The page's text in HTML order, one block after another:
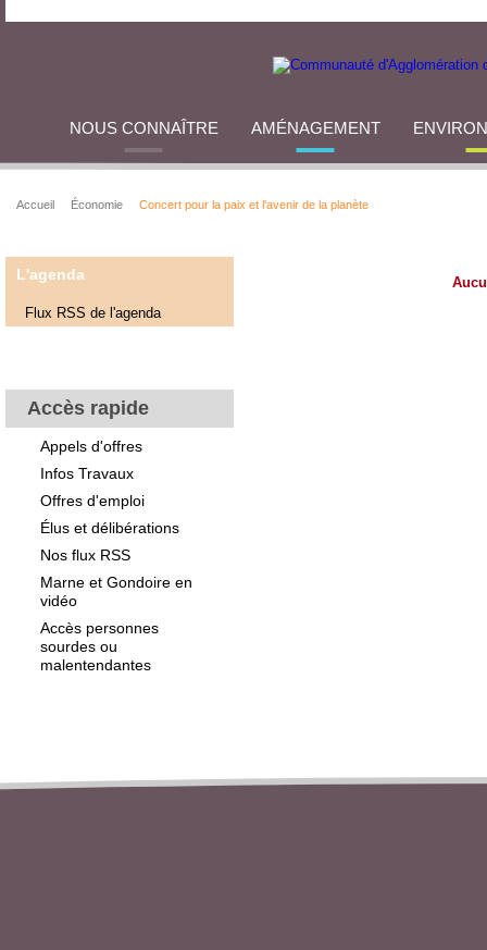
NOUS CONNAÎTRE AMÉNAGEMENT
Accueil Économie Concert pour la paix et l'avenir de la planète
L'agenda
Flux RSS de l'agenda
Accès rapide
Appels d'offres
Infos Travaux
Offres d'emploi
Élus et délibérations
Nos flux RSS
Marne et Gondoire en
vidéo
Accès personnes
sourdes ou
malentendantes